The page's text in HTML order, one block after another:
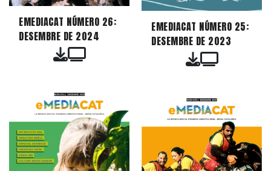
EMEDIACAT NÚMERO 26:
DESEMBRE DE 2024
EMEDIACAT NÚMERO 25:
DESEMBRE DE 2023